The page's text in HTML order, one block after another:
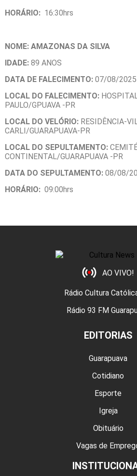
HORÁRIO: 16:30hrs
NOME: AMAZONAS DA SILVA
IDADE: 89 ANOS
DATA DE FALECIMENTO: 07/08/2025
LOCAL DO FALECIMENTO:
PAULO/GPUAVA -PR
LOCAL DO VELÓRIO: RESIDÊNCIA-
CARLI/GUARAPUAVA-PR
LOCAL DO SEPULTAMENTO:
CONTINENTAL/GUARAPUAVA -PR
DATA DO SEPULTAMENTO: 08/08/
HORÁRIO: 09:00hrs
AO VIVO!
Rádio Cultura
Rádio 93 FM
EDITORIAS
Guarapuava
Cotidiano
Esporte
Igreja
Obituário
Vagas de